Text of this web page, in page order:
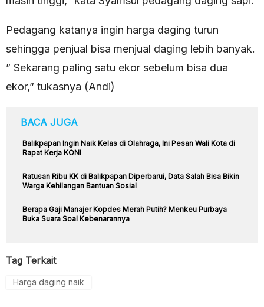
Pedagang katanya ingin harga daging turun
sehingga penjual bisa menjual daging lebih banyak.
” Sekarang paling satu ekor sebelum bisa dua
ekor,” tukasnya (Andi)
BACA JUGA
Balikpapan Ingin Naik Kelas di Olahraga, Ini Pesan Wali Kota di
Rapat Kerja KONI
Ratusan Ribu KK di Balikpapan Diperbarui, Data Salah Bisa Bikin
Warga Kehilangan Bantuan Sosial
Berapa Gaji Manajer Kopdes Merah Putih? Menkeu Purbaya
Buka Suara Soal Kebenarannya
Tag Terkait
Harga daging naik